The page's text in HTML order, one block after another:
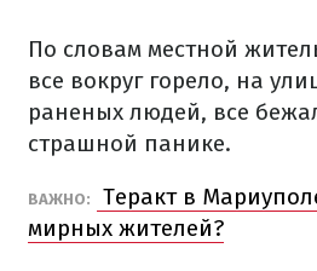
По словам местной
все вокруг горело, на
раненых людей, все
страшной панике.
ВАЖНО:
Теракт в
мирных жителей?